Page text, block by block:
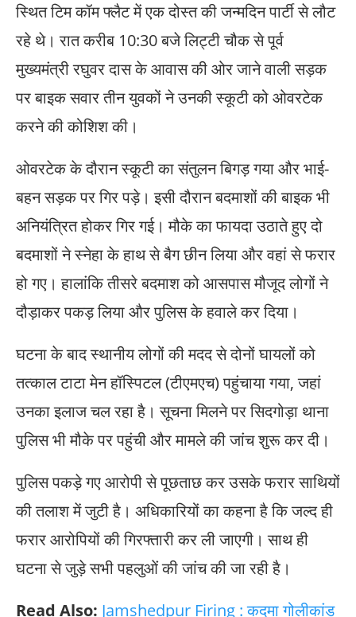
स्थित टिम कॉम फ्लैट में एक दोस्त की जन्मदिन पार्टी से लौट
रहे थे। रात करीब 10:30 बजे लिट्टी चौक से पूर्व
मुख्यमंत्री रघुवर दास के आवास की ओर जाने वाली सड़क
पर बाइक सवार तीन युवकों ने उनकी स्कूटी को ओवरटेक
करने की कोशिश की।
ओवरटेक के दौरान स्कूटी का संतुलन बिगड़ गया और भाई-
बहन सड़क पर गिर पड़े। इसी दौरान बदमाशों की बाइक भी
अनियंत्रित होकर गिर गई। मौके का फायदा उठाते हुए दो
बदमाशों ने स्नेहा के हाथ से बैग छीन लिया और वहां से फरार
हो गए। हालांकि तीसरे बदमाश को आसपास मौजूद लोगों ने
दौड़ाकर पकड़ लिया और पुलिस के हवाले कर दिया।
घटना के बाद स्थानीय लोगों की मदद से दोनों घायलों को
तत्काल टाटा मेन हॉस्पिटल (टीएमएच) पहुंचाया गया, जहां
उनका इलाज चल रहा है। सूचना मिलने पर सिदगोड़ा थाना
पुलिस भी मौके पर पहुंची और मामले की जांच शुरू कर दी।
पुलिस पकड़े गए आरोपी से पूछताछ कर उसके फरार साथियों
की तलाश में जुटी है। अधिकारियों का कहना है कि जल्द ही
फरार आरोपियों की गिरफ्तारी कर ली जाएगी। साथ ही
घटना से जुड़े सभी पहलुओं की जांच की जा रही है।
Read Also: Jamshedpur Firing : कदमा गोलीकांड